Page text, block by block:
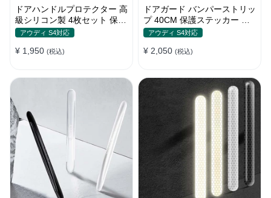
ドアハンドルプロテクター 高
級シリコン製 4枚セット 保護
フィルム キズ防止 全車種
アウディ S4対応
¥ 1,950 (税込)
ドアガード バンパーストリッ
プ 40CM 保護ステッカー キ
ズ防止 プロテクターシール
アウディ S4対応
¥ 2,050 (税込)